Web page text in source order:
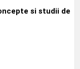
si studii de